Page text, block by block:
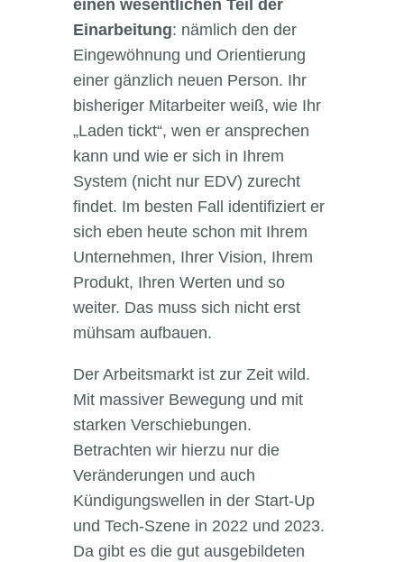
einen wesentlichen Teil der
Einarbeitung: nämlich den der
Eingewöhnung und Orientierung
einer gänzlich neuen Person. Ihr
bisheriger Mitarbeiter weiß, wie Ihr
„Laden tickt“, wen er ansprechen
kann und wie er sich in Ihrem
System (nicht nur EDV) zurecht
findet. Im besten Fall identifiziert er
sich eben heute schon mit Ihrem
Unternehmen, Ihrer Vision, Ihrem
Produkt, Ihren Werten und so
weiter. Das muss sich nicht erst
mühsam aufbauen.
Der Arbeitsmarkt ist zur Zeit wild.
Mit massiver Bewegung und mit
starken Verschiebungen.
Betrachten wir hierzu nur die
Veränderungen und auch
Kündigungswellen in der Start-Up
und Tech-Szene in 2022 und 2023.
Da gibt es die gut ausgebildeten